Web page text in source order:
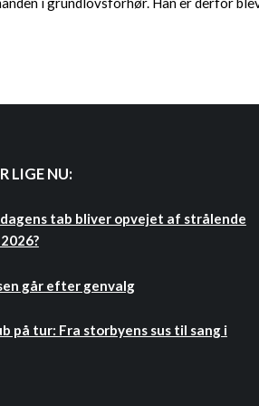
LIGE NU:
tab bliver opvejet af strålende
går efter genvalg
på tur: Fra storbyens sus til sang i